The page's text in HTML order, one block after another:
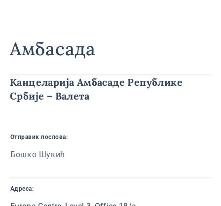
Амбасада
Канцеларија Амбасаде Републике
Србије – Валета
Отправик послова:
Бошко Шукић
Адреса: